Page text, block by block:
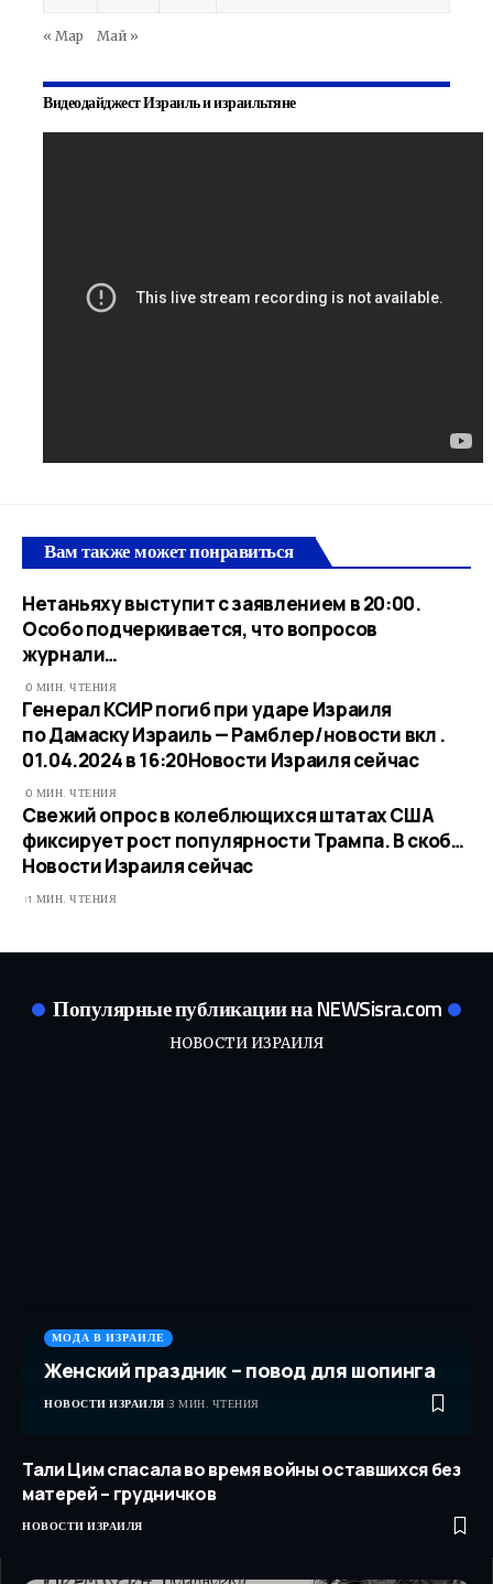
« Мар Май »
Видеодайджест Израиль и израильтяне
Вам также может понравиться
Нетаньяху выступит с заявлением в 20:00.
Особо подчеркивается, что вопросов
журнали…
0 МИН. ЧТЕНИЯ
Генерал КСИР погиб при ударе Израиля
по Дамаску Израиль — Рамблер/новости вкл .
01.04.2024 в 16:20​Новости Израиля сейчас
0 МИН. ЧТЕНИЯ
Свежий опрос в колеблющихся штатах США
фиксирует рост популярности Трампа. В скоб…​
Новости Израиля сейчас
1 МИН. ЧТЕНИЯ
Популярные публикации на NEWSisra.com
НОВОСТИ ИЗРАИЛЯ
МОДА В ИЗРАИЛЕ
Женский праздник – повод для шопинга
НОВОСТИ ИЗРАИЛЯ 3 МИН. ЧТЕНИЯ
Тали Цим спасала во время войны оставшихся без
матерей – грудничков
НОВОСТИ ИЗРАИЛЯ